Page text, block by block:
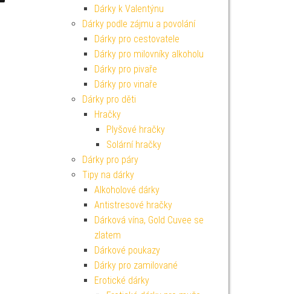
Dárky k Valentýnu
Dárky podle zájmu a povolání
Dárky pro cestovatele
Dárky pro milovníky alkoholu
Dárky pro pivaře
Dárky pro vinaře
Dárky pro děti
Hračky
Plyšové hračky
Solární hračky
Dárky pro páry
Tipy na dárky
Alkoholové dárky
Antistresové hračky
Dárková vína, Gold Cuvee se
zlatem
Dárkové poukazy
Dárky pro zamilované
Erotické dárky